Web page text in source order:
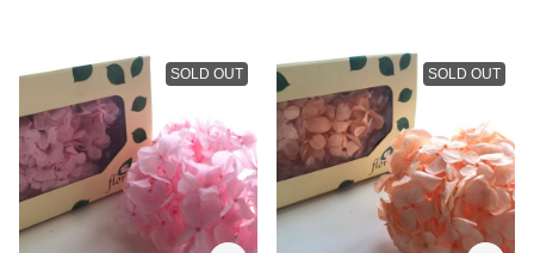
SOLD OUT SOLD OUT